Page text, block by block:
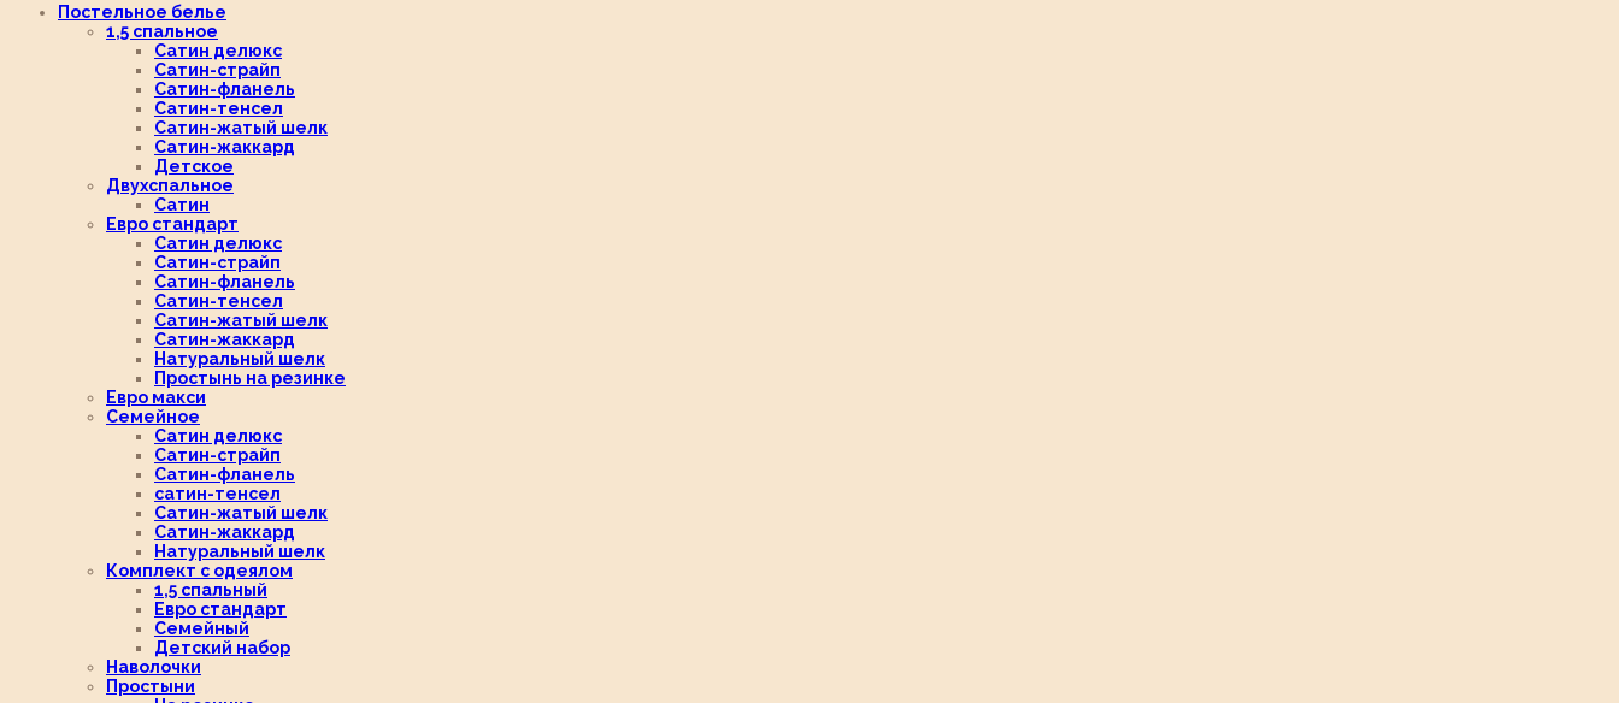
Постельное белье
1,5 спальное
Сатин делюкс
Сатин-страйп
Сатин-фланель
Сатин-тенсел
Сатин-жатый шелк
Сатин-жаккард
Детское
Двухспальное
Сатин
Евро стандарт
Сатин делюкс
Сатин-страйп
Сатин-фланель
Сатин-тенсел
Сатин-жатый шелк
Сатин-жаккард
Натуральный шелк
Простынь на резинке
Евро макси
Семейное
Сатин делюкс
Сатин-страйп
Сатин-фланель
сатин-тенсел
Сатин-жатый шелк
Сатин-жаккард
Натуральный шелк
Комплект с одеялом
1,5 спальный
Евро стандарт
Семейный
Детский набор
Наволочки
Простыни